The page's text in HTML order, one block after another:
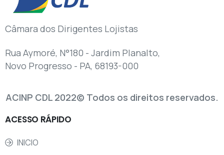
Câmara dos Dirigentes Lojistas
Rua Aymoré, N°180 - Jardim Planalto,
Novo Progresso - PA, 68193-000
ACINP CDL 2022© Todos os direitos reservados.
ACESSO RÁPIDO
INICIO